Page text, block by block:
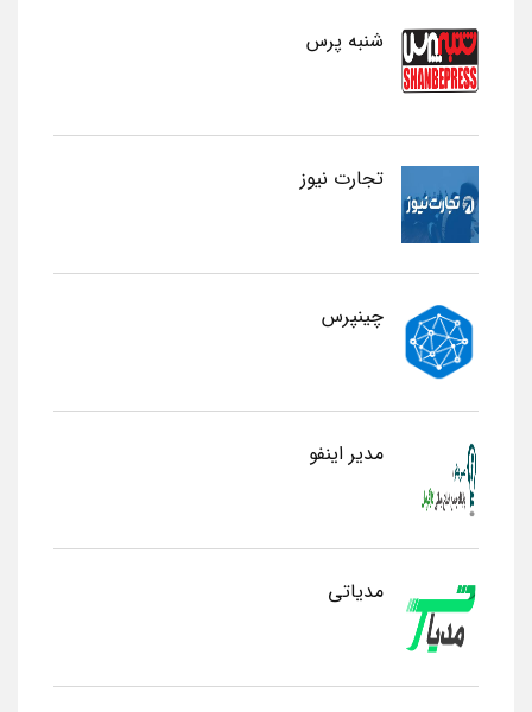
شنبه پرس
تجارت نیوز
چینپرس
مدیر اینفو
مدیاتی